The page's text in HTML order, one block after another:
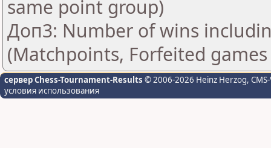
same point group)
Доп3: Number of wins
(Matchpoints, Forfeited
сервер Chess-Tournament-Results © 2006-2026 Heinz Herzog,
условия использования